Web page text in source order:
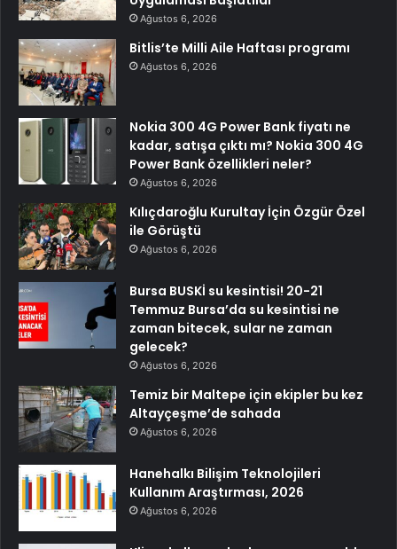
Ağustos 6, 2026
Bitlis’te Milli Aile Haftası programı
Ağustos 6, 2026
Nokia 300 4G Power Bank fiyatı ne
kadar, satışa çıktı mı? Nokia 300 4G
Power Bank özellikleri neler?
Ağustos 6, 2026
Kılıçdaroğlu Kurultay İçin Özgür Özel
ile Görüştü
Ağustos 6, 2026
Bursa BUSKİ su kesintisi! 20-21
Temmuz Bursa’da su kesintisi ne
zaman bitecek, sular ne zaman
gelecek?
Ağustos 6, 2026
Temiz bir Maltepe için ekipler bu kez
Altayçeşme’de sahada
Ağustos 6, 2026
Hanehalkı Bilişim Teknolojileri
Kullanım Araştırması, 2026
Ağustos 6, 2026